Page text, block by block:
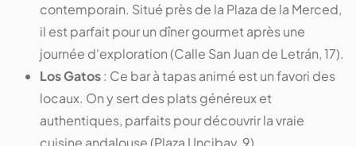
contemporain. Situé près de la Plaza de la Merced,
il est parfait pour un dîner gourmet après une
journée d'exploration (Calle San Juan de Letrán, 17).
Los Gatos: Ce bar à tapas animé est un favori des
locaux. On y sert des plats généreux et
authentiques, parfaits pour découvrir la vraie